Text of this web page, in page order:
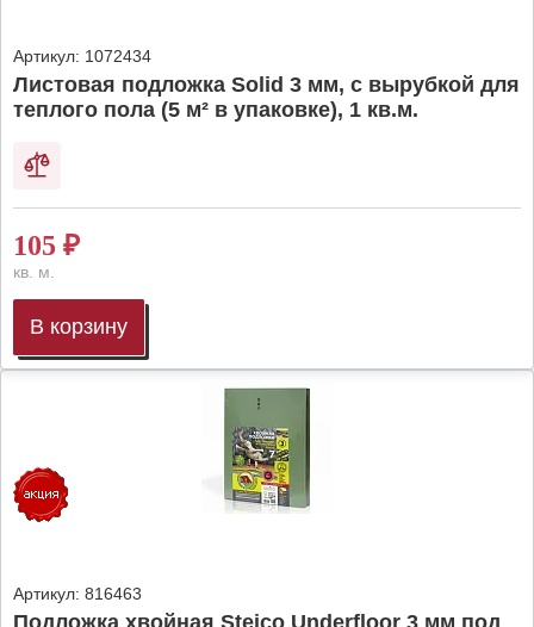
Артикул: 1072434
Листовая подложка Solid 3 мм, с вырубкой для
теплого пола (5 м² в упаковке), 1 кв.м.
105 ₽
кв. м.
В корзину
Артикул: 816463
Подложка хвойная Steico Underfloor 3 мм под